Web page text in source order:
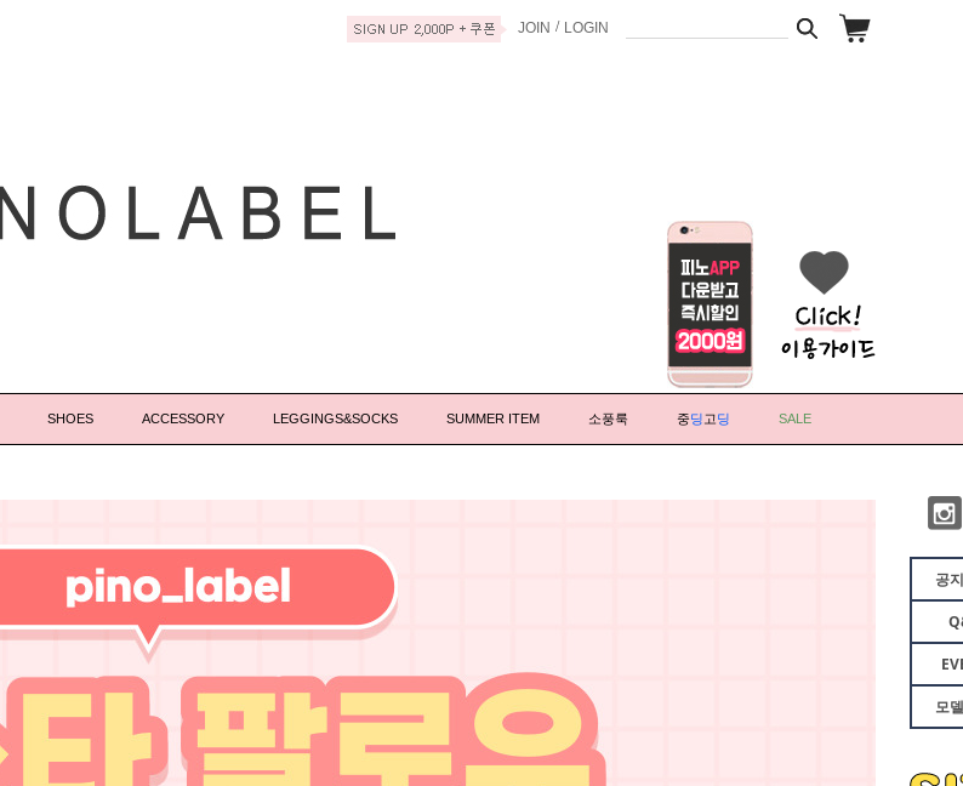
JOIN / LOGIN
공
모
SHOES ACCESSORY LEGGINGS&SOCKS SUMMER ITEM 소풍룩 중딩고딩 SALE